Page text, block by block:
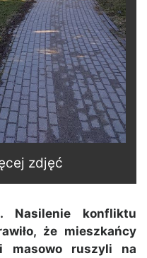
zdjęć
Nasilenie konfliktu
że mieszkańcy
masowo ruszyli na